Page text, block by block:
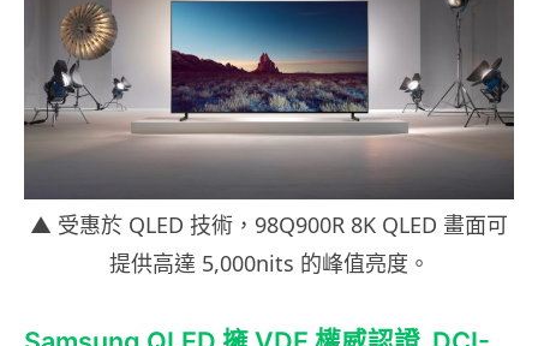
▲ 受惠於 QLED 技術，98Q900R 8K QLED 畫面可
提供高達 5,000nits 的峰值亮度。